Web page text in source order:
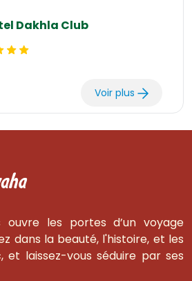
Dakhla Club
Voir plus
ouvre les portes d’un voyage
dans la beauté, l'histoire, et les
et laissez-vous séduire par ses